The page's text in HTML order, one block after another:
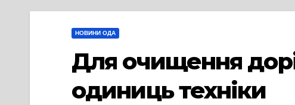
НОВИНИ ОДА
Для очищення
одиниць техніки